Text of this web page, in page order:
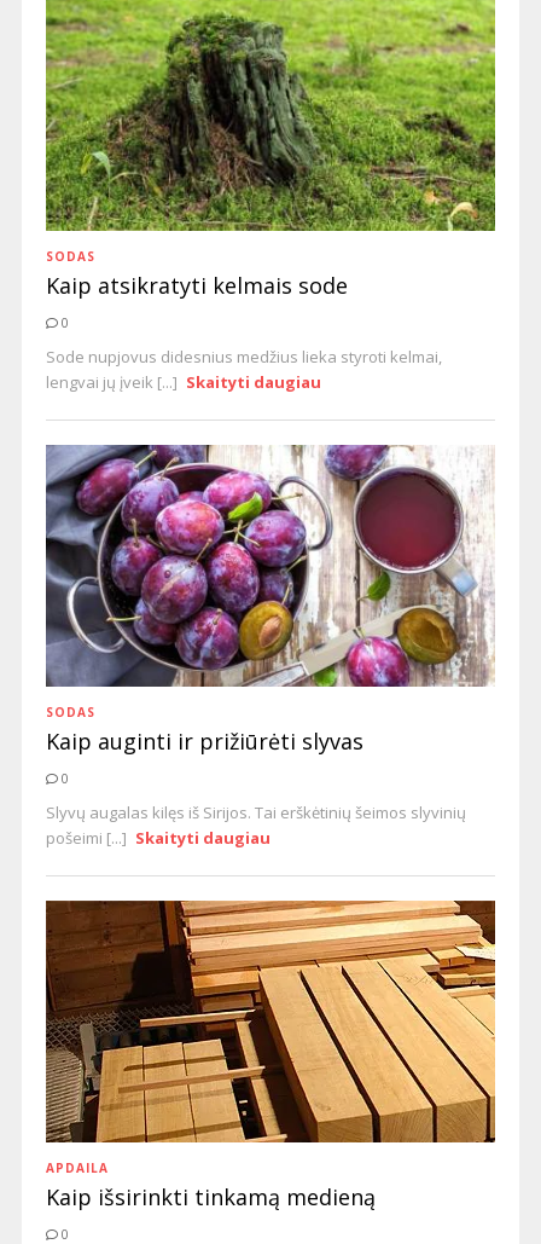
SODAS
Kaip atsikratyti kelmais sode
0
Sode nupjovus didesnius medžius lieka styroti kelmai,
lengvai jų įveik [...] Skaityti daugiau
SODAS
Kaip auginti ir prižiūrėti slyvas
0
Slyvų augalas kilęs iš Sirijos. Tai erškėtinių šeimos slyvinių
pošeimi [...] Skaityti daugiau
APDAILA
Kaip išsirinkti tinkamą medieną
0